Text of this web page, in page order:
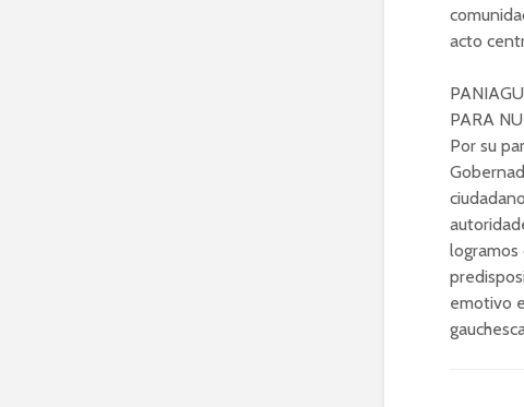
acto
PARA
Por su
logramos
emotivo